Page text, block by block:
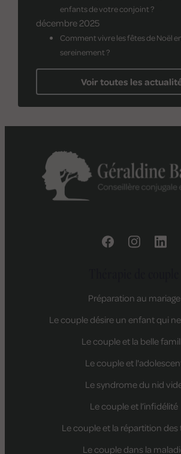
enfants de votre conjoint ?
décembre 2025
Comment vivre les fêtes de Noël
sereinement ?
Voir toutes les
Préparation au mariage
Le couple désire un enfant qui
Le couple et la belle
Le couple et
Le syndrome du nid
Le couple et l’infidélité
Le couple et la répartition des
Le couple dans la